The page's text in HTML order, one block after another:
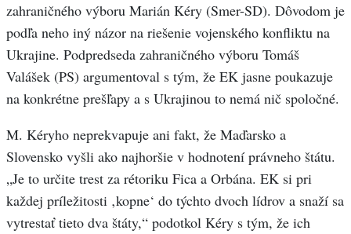
zahraničného výboru Marián Kéry (Smer-SD). Dôvodom je
podľa neho iný názor na riešenie vojenského konfliktu na
Ukrajine. Podpredseda zahraničného výboru Tomáš
Valášek (PS) argumentoval s tým, že EK jasne poukazuje
na konkrétne prešľapy a s Ukrajinou to nemá nič spoločné.
M. Kéryho neprekvapuje ani fakt, že Maďarsko a
Slovensko vyšli ako najhoršie v hodnotení právneho štátu.
„Je to určite trest za rétoriku Fica a Orbána. EK si pri
každej príležitosti ‚kopne‘ do týchto dvoch lídrov a snaží sa
vytrestať tieto dva štáty,“ podotkol Kéry s tým, že ich